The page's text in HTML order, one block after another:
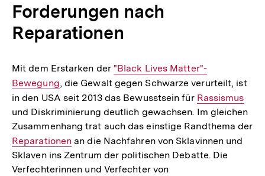
Fußnote
Forderungen nach
Reparationen
Mit dem Erstarken der Interner
Link:
"Black Lives Matter"-
Bewegung, die Gewalt gegen Schwarze verurteilt, ist
in den USA seit 2013 das Bewusstsein für Interner
Link:
Rassismus
und Diskriminierung deutlich gewachsen. Im gleichen
Zusammenhang trat auch das einstige Randthema der
Interner
Link:
Reparationen an die Nachfahren von Sklavinnen und
Sklaven ins Zentrum der politischen Debatte. Die
Verfechterinnen und Verfechter von